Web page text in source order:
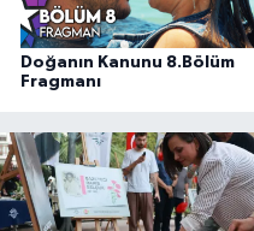
Doğanın Kanunu 8.Bölüm
Fragmanı